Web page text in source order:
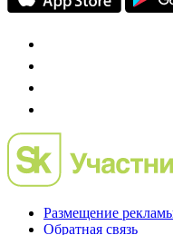
Размещение
Обратная связь